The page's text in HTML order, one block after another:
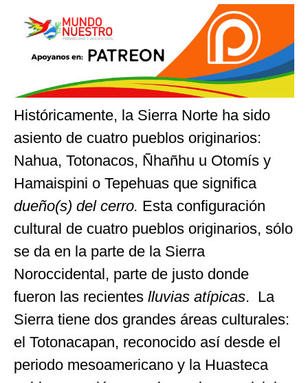
Históricamente, la Sierra Norte ha sido
asiento de cuatro pueblos originarios:
Nahua, Totonacos, Ñhañhu u Otomís y
Hamaispini o Tepehuas que significa
dueño(s) del cerro. Esta configuración
cultural de cuatro pueblos originarios, sólo
se da en la parte de la Sierra
Noroccidental, parte de justo donde
fueron las recientes lluvias atípicas. La
Sierra tiene dos grandes áreas culturales:
el Totonacapan, reconocido así desde el
periodo mesoamericano y la Huasteca